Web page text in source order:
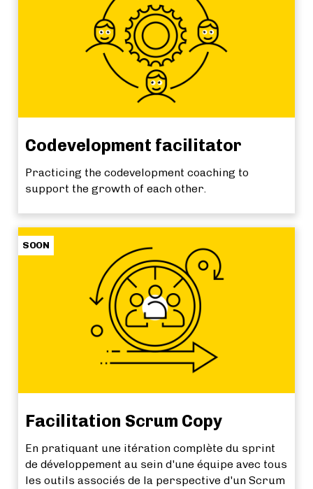
Codevelopment facilitator
Practicing the codevelopment coaching to
support the growth of each other.
SOON
Facilitation Scrum Copy
En pratiquant une itération complète du sprint
de développement au sein d'une équipe avec tous
les outils associés de la perspective d'un Scrum